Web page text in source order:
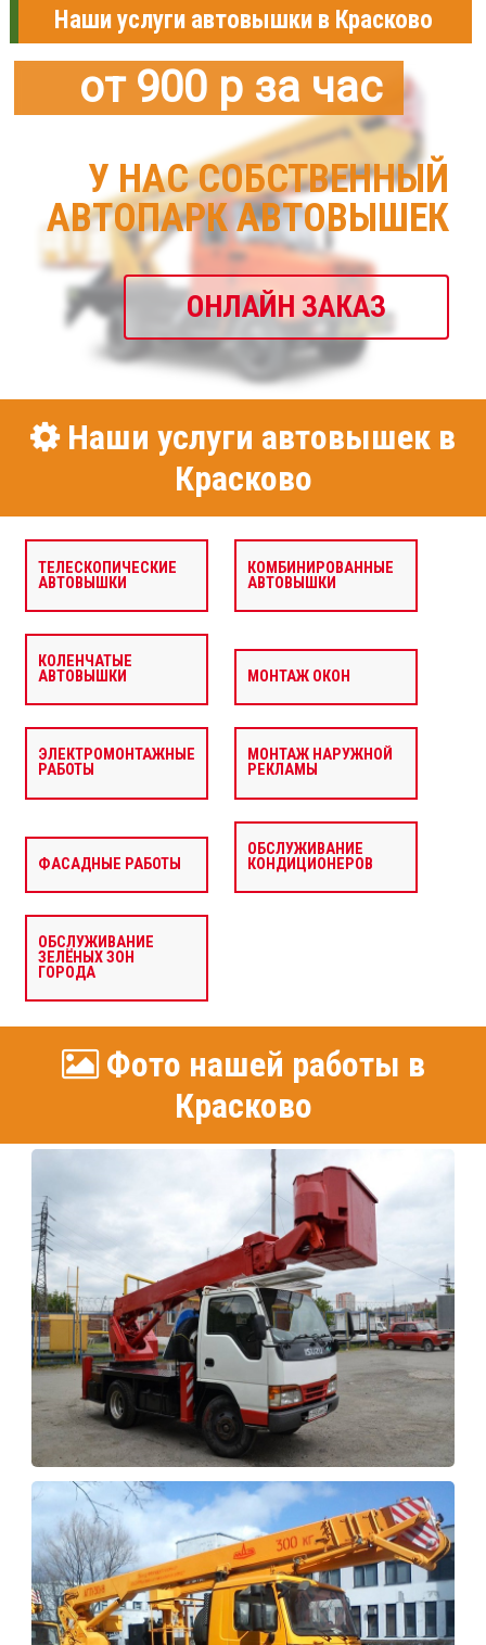
Наши услуги автовышки в Красково
от 900 р за час
У НАС СОБСТВЕННЫЙ
АВТОПАРК АВТОВЫШЕК
ОНЛАЙН ЗАКАЗ
Наши услуги автовышек в
Красково
ТЕЛЕСКОПИЧЕСКИЕ
АВТОВЫШКИ
КОМБИНИРОВАННЫЕ
АВТОВЫШКИ
КОЛЕНЧАТЫЕ
АВТОВЫШКИ
МОНТАЖ ОКОН
ЭЛЕКТРОМОНТАЖНЫЕ
РАБОТЫ
МОНТАЖ НАРУЖНОЙ
РЕКЛАМЫ
ФАСАДНЫЕ РАБОТЫ
ОБСЛУЖИВАНИЕ
КОНДИЦИОНЕРОВ
ОБСЛУЖИВАНИЕ
ЗЕЛЁНЫХ ЗОН
ГОРОДА
Фото нашей работы в
Красково